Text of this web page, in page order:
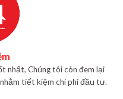
nhất, Chúng tôi còn đem lại
tiết kiệm chi phí đầu tư.